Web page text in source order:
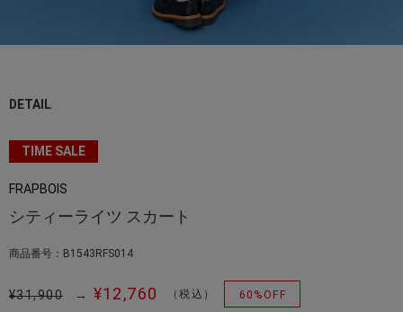
DETAIL
TIME SALE
FRAPBOIS
シティーライツ スカート
商品番号：B1543RFS014
¥31,900 → ¥12,760 （税込） 60%OFF